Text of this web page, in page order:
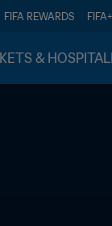
FIFA REWARDS FIFA+
&